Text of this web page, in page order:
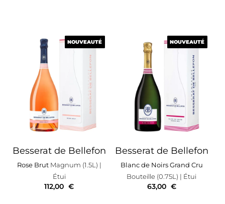
NOUVEAUTÉ
Besserat de Bellefon
Rose BrutMagnum (1.5L) |
Étui
NOUVEAUTÉ
112,00 €
NOUVEAUTÉ
Besserat de Bellefon
Blanc de Noirs Grand Cru
Bouteille (0.75L) | Étui
NOUVEAUTÉ
63,00 €